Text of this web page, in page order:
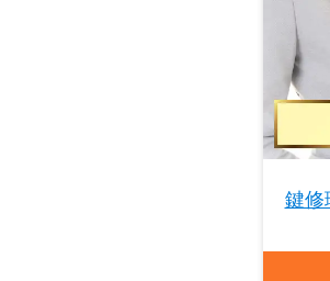
鍵修